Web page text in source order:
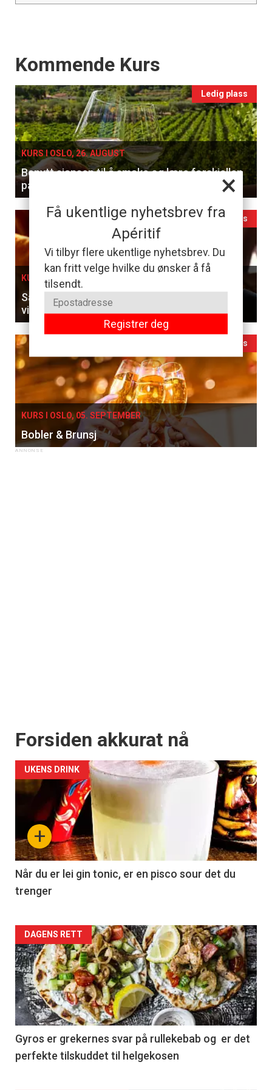
×
Få ukentlige nyhetsbrev fra
Apéritif
Vi tilbyr flere ukentlige nyhetsbrev. Du
kan fritt velge hvilke du ønsker å få
tilsendt.
Registrer deg
Events
Kommende Kurs
Ledig plass
KURS I OSLO, 26. AUGUST
Benytt sjansen til å smake og lære forskjellen
på hvitviner
Ledig plass
KURS I OSLO, 27. AUGUST
Sammenlign franske klassikere og ungarske
viner til en 5-retters meny
Ledig plass
KURS I OSLO, 05. SEPTEMBER
Bobler & Brunsj
Forsiden akkurat nå
+
UKENS DRINK
Når du er lei gin tonic, er en pisco sour det du
trenger
Forsiden
akkurat
nå
-
2
DAGENS RETT
Gyros er grekernes svar på rullekebab og er det
perfekte tilskuddet til helgekosen